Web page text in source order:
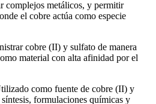
complejos metálicos, y permitir
el cobre actúa como especie
cobre (II) y sulfato de manera
material con alta afinidad por el
como fuente de cobre (II) y
formulaciones químicas y